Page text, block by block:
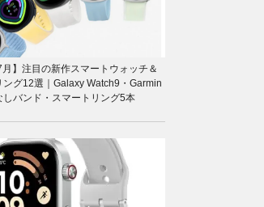
月】注目の新作スマートウォッチ＆
ング12選｜Galaxy Watch9・Garmin
しバンド・スマートリング5本